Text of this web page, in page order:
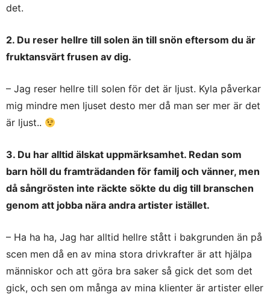
det.
2. Du reser hellre till solen än till snön eftersom du är
fruktansvärt frusen av dig.
– Jag reser hellre till solen för det är ljust. Kyla påverkar
mig mindre men ljuset desto mer då man ser mer är det
är ljust..
3. Du har alltid älskat uppmärksamhet. Redan som
barn höll du framträdanden för familj och vänner, men
då sångrösten inte räckte sökte du dig till branschen
genom att jobba nära andra artister istället.
– Ha ha ha, Jag har alltid hellre stått i bakgrunden än på
scen men då en av mina stora drivkrafter är att hjälpa
människor och att göra bra saker så gick det som det
gick, och sen om många av mina klienter är artister eller